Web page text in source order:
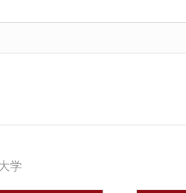
学